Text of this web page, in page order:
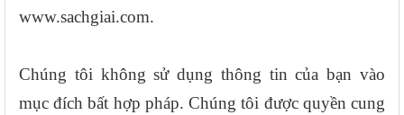
www.sachgiai.com.
Chúng tôi không sử dụng thông tin của bạn vào
mục đích bất hợp pháp. Chúng tôi được quyền cung